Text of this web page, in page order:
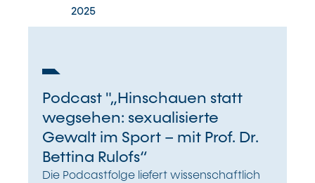
2025
Podcast "„Hinschauen statt
wegsehen: sexualisierte
Gewalt im Sport – mit Prof. Dr.
Bettina Rulofs“
Die Podcastfolge liefert wissenschaftlich